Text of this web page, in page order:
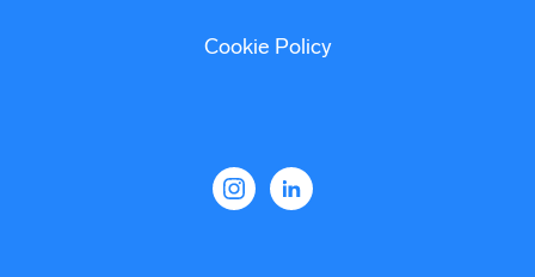
Cookie Policy